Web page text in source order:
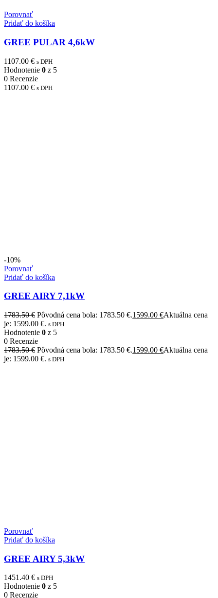
Porovnať
Pridať do košíka
GREE PULAR 4,6kW
1107.00 € s DPH
Hodnotenie 0 z 5
0 Recenzie
1107.00 € s DPH
-10%
Porovnať
Pridať do košíka
GREE AIRY 7,1kW
1783.50€ Pôvodná cena bola: 1783.50 €.1599.00 €Aktuálna cena
je: 1599.00 €. s DPH
Hodnotenie 0 z 5
0 Recenzie
1783.50€ Pôvodná cena bola: 1783.50 €.1599.00 €Aktuálna cena
je: 1599.00 €. s DPH
Porovnať
Pridať do košíka
GREE AIRY 5,3kW
1451.40 € s DPH
Hodnotenie 0 z 5
0 Recenzie